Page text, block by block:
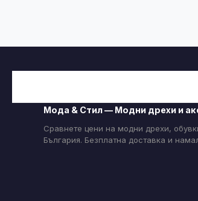
Мода & Стил — Модни дрехи и
Сравнете цени на модни дрехи,
България. Безплатна доставка и